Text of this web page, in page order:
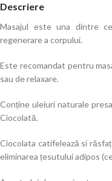
Descriere
Masajul este una dintre
regenerare a corpului.
Este recomandat pentru
sau de relaxare.
Conține uleiuri naturale
Ciocolată.
Ciocolata catifelează si
eliminarea țesutului adipos